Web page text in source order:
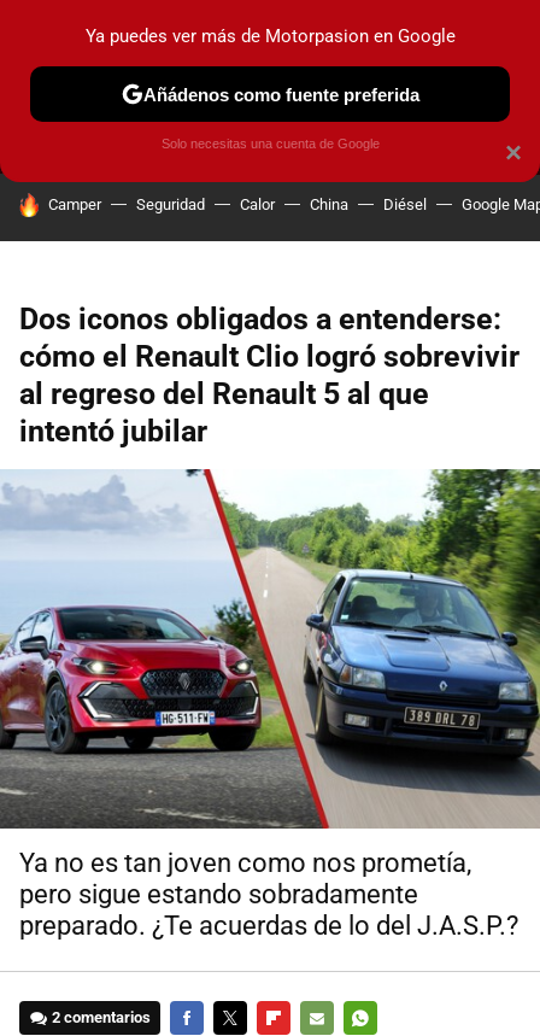
MENÚ NUEVO
COCHES ELÉCTRICOS OBSERVATORIO
HOY SE HABLA DE
Camper Seguridad Calor China Diésel Google
Dos iconos obligados a entenderse:
cómo el Renault Clio logró sobrevivir
al regreso del Renault 5 al que
intentó jubilar
Ya no es tan joven como nos prometía,
pero sigue estando sobradamente
preparado. ¿Te acuerdas de lo del J.A.S.P.?
2 comentarios
×
Ya puedes ver más de Motorpasion en Google
Añádenos como fuente preferida
Solo necesitas una cuenta de Google